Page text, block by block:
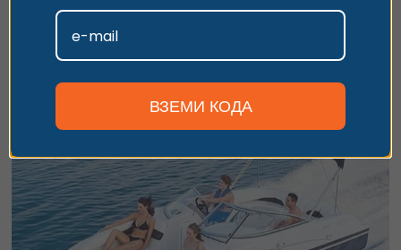
Незабравима морска разходка, парти или риболов с лодка
3 часа
от357.90€/700 лв.
ВЗЕМИ КОДА